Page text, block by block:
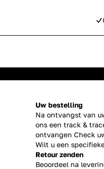
Uw bestelling
Na ontvangst van
ons een track &
ontvangen Check
Wilt u een
Retour zenden
Beoordeel na